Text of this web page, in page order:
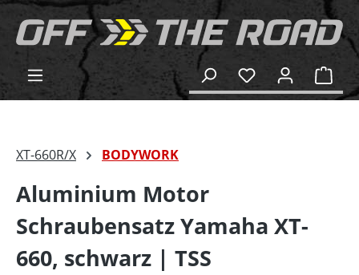
springen
XT-660R/X BODYWORK
Aluminium Motor
Schraubensatz Yamaha XT-
660, schwarz | TSS